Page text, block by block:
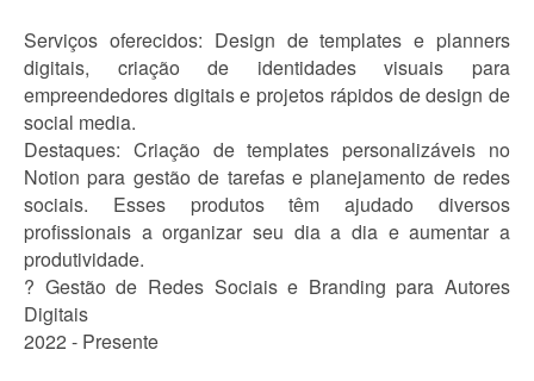
Serviços oferecidos: Design de templates e planners
digitais, criação de identidades visuais para
empreendedores digitais e projetos rápidos de design de
social media.
Destaques: Criação de templates personalizáveis no
Notion para gestão de tarefas e planejamento de redes
sociais. Esses produtos têm ajudado diversos
profissionais a organizar seu dia a dia e aumentar a
produtividade.
? Gestão de Redes Sociais e Branding para Autores
Digitais
2022 - Presente